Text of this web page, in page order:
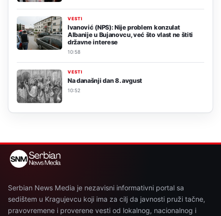
VESTI
Ivanović (NPS): Nije problem konzulat
Albanije u Bujanovcu, već što vlast ne štiti
državne interese
10:58
VESTI
Na današnji dan 8. avgust
10:52
Serbian News Media je nezavisni informativni portal sa
sedištem u Kragujevcu koji ima za cilj da javnosti pruži tačne,
pravovremene i proverene vesti od lokalnog, nacionalnog i